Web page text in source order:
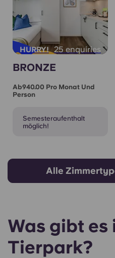
HURRY! 25 enquiries
BRONZE
Ab940.00 Pro Monat Und
Person
Semesteraufenthalt
möglich!
Alle
Was gibt es
Tierpark?